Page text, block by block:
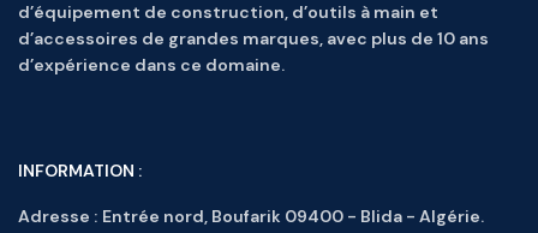
d’équipement de construction, d’outils à main et
d’accessoires de grandes marques, avec plus de 10 ans
d’expérience dans ce domaine.
INFORMATION :
Adresse : Entrée nord, Boufarik 09400 - Blida - Algérie.